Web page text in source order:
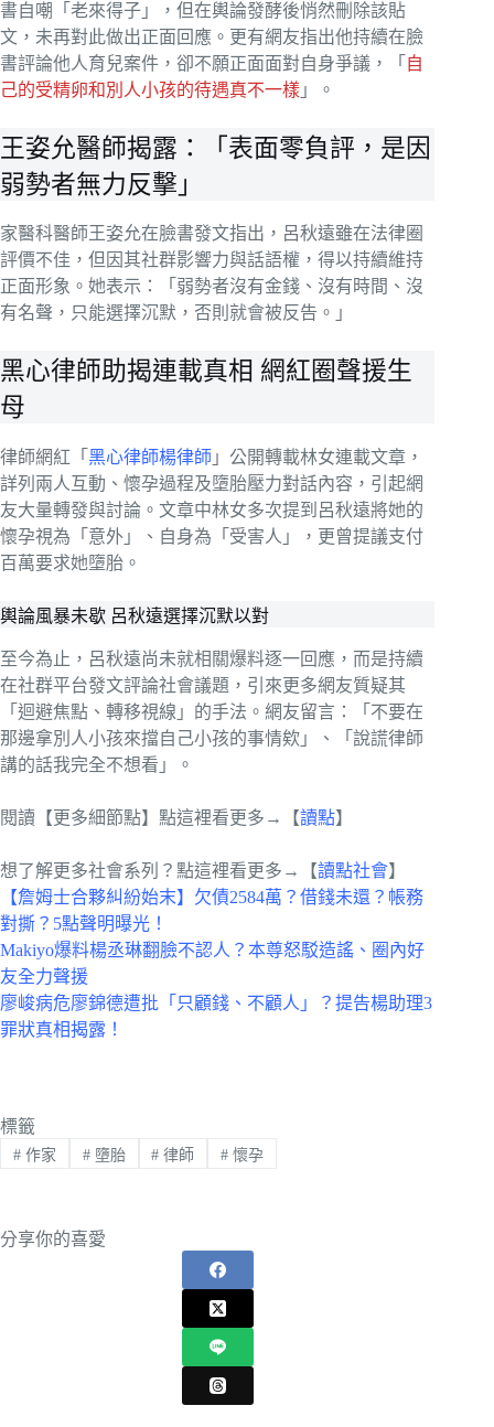
書自嘲「老來得子」，但在輿論發酵後悄然刪除該貼
文，未再對此做出正面回應。更有網友指出他持續在臉
書評論他人育兒案件，卻不願正面面對自身爭議，「 自
己的受精卵和別人小孩的待遇真不一樣 」。
王姿允醫師揭露：「表面零負評，是因
弱勢者無力反擊」
家醫科醫師王姿允在臉書發文指出，呂秋遠雖在法律圈
評價不佳，但因其社群影響力與話語權，得以持續維持
正面形象。她表示：「弱勢者沒有金錢、沒有時間、沒
有名聲，只能選擇沉默，否則就會被反告。」
黑心律師助揭連載真相 網紅圈聲援生
母
律師網紅「 黑心律師楊律師 」公開轉載林女連載文章，
詳列兩人互動、懷孕過程及墮胎壓力對話內容，引起網
友大量轉發與討論。文章中林女多次提到呂秋遠將她的
懷孕視為「意外」、自身為「受害人」，更曾提議支付
百萬要求她墮胎。
輿論風暴未歇 呂秋遠選擇沉默以對
至今為止，呂秋遠尚未就相關爆料逐一回應，而是持續
在社群平台發文評論社會議題，引來更多網友質疑其
「迴避焦點、轉移視線」的手法。網友留言：「不要在
那邊拿別人小孩來擋自己小孩的事情欸」、「說謊律師
講的話我完全不想看」。
閱讀【更多細節點】點這裡看更多→【讀點】
想了解更多社會系列？點這裡看更多→【讀點社會】
【詹姆士合夥糾紛始末】欠債2584萬？借錢未還？帳務
對撕？5點聲明曝光！
Makiyo爆料楊丞琳翻臉不認人？本尊怒駁造謠、圈內好
友全力聲援
廖峻病危廖錦德遭批「只顧錢、不顧人」？提告楊助理3
罪狀真相揭露！
標籤
#作家 #墮胎 # 律師 # 懷孕
分享你的喜愛